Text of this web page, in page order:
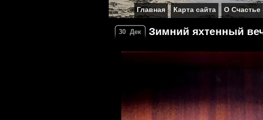
Главная Карта сайта О Счастье
30 Дек Зимний яхтенный